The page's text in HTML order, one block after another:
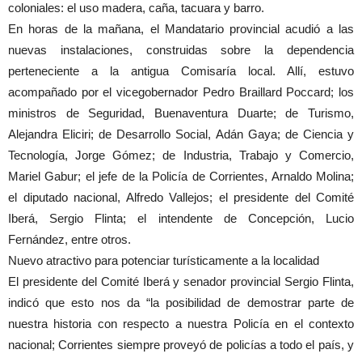
coloniales: el uso madera, caña, tacuara y barro.
En horas de la mañana, el Mandatario provincial acudió a las
nuevas instalaciones, construidas sobre la dependencia
perteneciente a la antigua Comisaría local. Allí, estuvo
acompañado por el vicegobernador Pedro Braillard Poccard; los
ministros de Seguridad, Buenaventura Duarte; de Turismo,
Alejandra Eliciri; de Desarrollo Social, Adán Gaya; de Ciencia y
Tecnología, Jorge Gómez; de Industria, Trabajo y Comercio,
Mariel Gabur; el jefe de la Policía de Corrientes, Arnaldo Molina;
el diputado nacional, Alfredo Vallejos; el presidente del Comité
Iberá, Sergio Flinta; el intendente de Concepción, Lucio
Fernández, entre otros.
Nuevo atractivo para potenciar turísticamente a la localidad
El presidente del Comité Iberá y senador provincial Sergio Flinta,
indicó que esto nos da “la posibilidad de demostrar parte de
nuestra historia con respecto a nuestra Policía en el contexto
nacional; Corrientes siempre proveyó de policías a todo el país, y